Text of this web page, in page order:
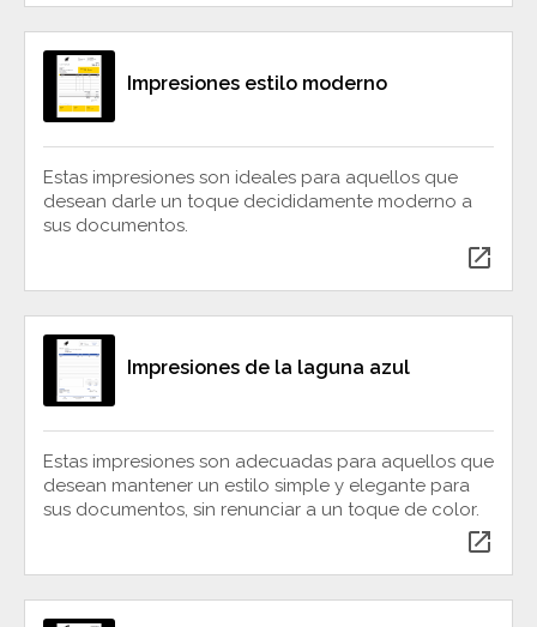
Impresiones estilo moderno
Estas impresiones son ideales para aquellos que
desean darle un toque decididamente moderno a
sus documentos.
open_in_new
Impresiones de la laguna azul
Estas impresiones son adecuadas para aquellos que
desean mantener un estilo simple y elegante para
sus documentos, sin renunciar a un toque de color.
open_in_new